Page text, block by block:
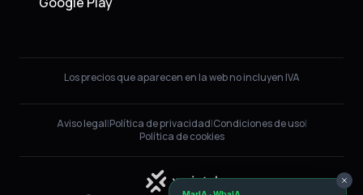
Los precios que aparecen en la web no incluyen IVA
Aviso legal|Política de privacidad|Condiciones de uso|
Política de cookies